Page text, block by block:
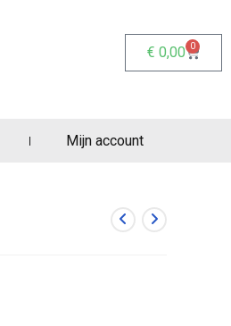
€ 0,00 0
Mijn account